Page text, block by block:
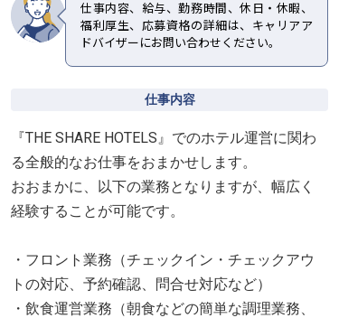
仕事内容、給与、勤務時間、休日・休暇、
福利厚生、応募資格の詳細は、キャリアア
ドバイザーにお問い合わせください。
仕事内容
『THE SHARE HOTELS』でのホテル運営に関わ
る全般的なお仕事をおまかせします。
おおまかに、以下の業務となりますが、幅広く
経験することが可能です。
・フロント業務（チェックイン・チェックアウ
トの対応、予約確認、問合せ対応など）
・飲食運営業務（朝食などの簡単な調理業務、